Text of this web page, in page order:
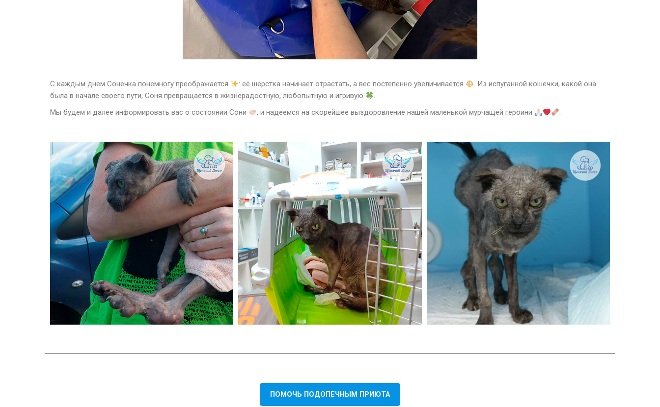
С каждым днем Сонечка понемногу преображается : её шерстка начинает отрастать, а вес постепенно увеличивается
. Из испуганной кошечки, какой она
была в начале своего пути, Соня превращается в жизнерадостную, любопытную и игривую
.
Мы будем и далее информировать вас о состоянии Сони
, и надеемся на скорейшее выздоровление нашей маленькой мурчащей героини .
ПОМОЧЬ ПОДОПЕЧНЫМ ПРИЮТА